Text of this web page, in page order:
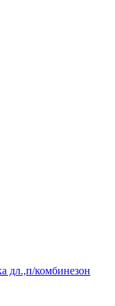
дл.,п/комбинезон